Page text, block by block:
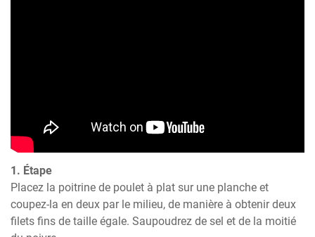
1. Étape
Placez la poitrine de poulet à plat sur une planche et
coupez-la en deux par le milieu, de manière à obtenir deux
filets fins de taille égale. Saupoudrez de sel et de la moitié